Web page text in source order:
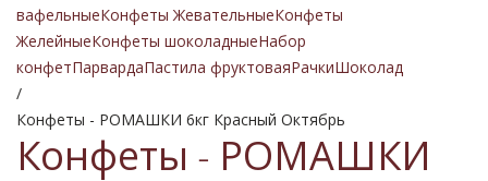
вафельныеКонфеты ЖевательныеКонфеты
ЖелейныеКонфеты шоколадныеНабор
конфетПарвардаПастила фруктоваяРачкиШоколад
/
Конфеты - РОМАШКИ 6кг Красный Октябрь
Конфеты - РОМАШКИ